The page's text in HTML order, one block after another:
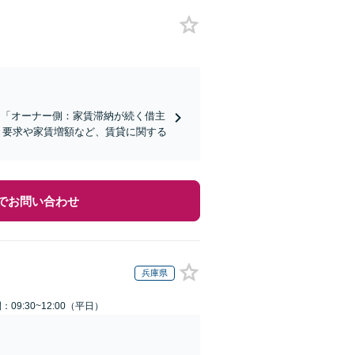
オーナー側：家賃滞納が続く借主
求や家賃増額など、賃貸に関する
お問い合わせ
兵庫県
09:30~12:00（平日）